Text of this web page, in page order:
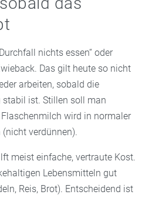
nichts essen“ oder
Das gilt heute so nicht
arbeiten, sobald die
ist. Stillen soll man
wird in normaler
verdünnen).
meist einfache, vertraute Kost.
Lebensmitteln gut
Reis, Brot). Entscheidend ist